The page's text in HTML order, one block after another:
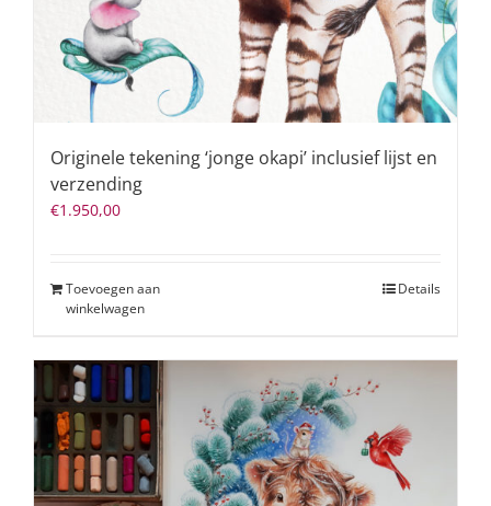
Originele tekening ‘jonge okapi’ inclusief lijst en
verzending
€1.950,00
Toevoegen aan
winkelwagen
Details